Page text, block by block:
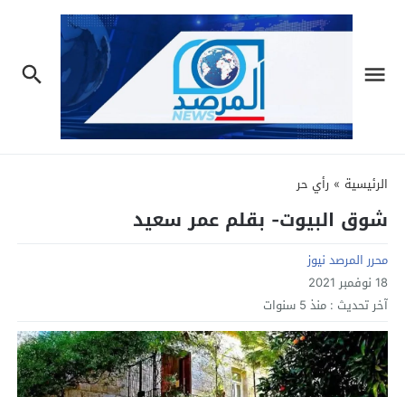
الرئيسية » رأي حر
شوق البيوت- بقلم عمر سعيد
محرر المرصد نيوز
18 نوفمبر 2021
آخر تحديث : منذ 5 سنوات